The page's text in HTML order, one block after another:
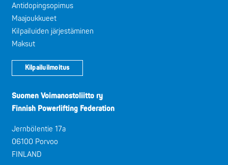
Antidopingsopimus
Maajoukkueet
Kilpailuiden järjestäminen
Maksut
Kilpailuilmoitus
Suomen Voimanostoliitto ry
Finnish Powerlifting Federation
Jernbölentie 17a
06100 Porvoo
FINLAND